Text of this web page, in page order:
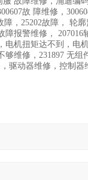
故 障维修，
，25202故障， 轮廓
障报警维修， 207016
电机扭矩达不到，电
维修，231897 无组
驱动器维修，控制器